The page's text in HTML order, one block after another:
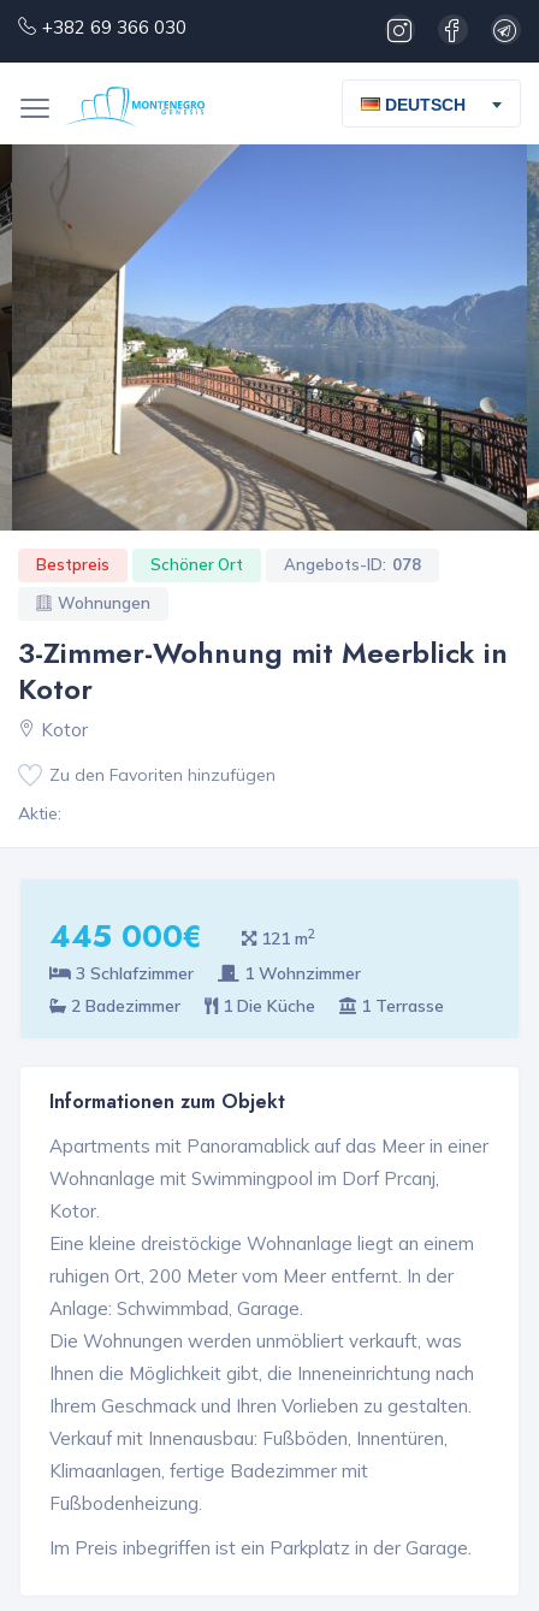
+382 69 366 030
DEUTSCH
Bestpreis Schöner Ort Angebots-ID: 078
Wohnungen
3-Zimmer-Wohnung mit Meerblick in
Kotor
Kotor
Zu den Favoriten hinzufügen
Aktie:
445 000€ 121 m2
3 Schlafzimmer
1 Wohnzimmer
2 Badezimmer
1 Die Küche 1 Terrasse
Informationen zum Objekt
Apartments mit Panoramablick auf das Meer in einer
Wohnanlage mit Swimmingpool im Dorf Prcanj,
Kotor.
Eine kleine dreistöckige Wohnanlage liegt an einem
ruhigen Ort, 200 Meter vom Meer entfernt. In der
Anlage: Schwimmbad, Garage.
Die Wohnungen werden unmöbliert verkauft, was
Ihnen die Möglichkeit gibt, die Inneneinrichtung nach
Ihrem Geschmack und Ihren Vorlieben zu gestalten.
Verkauf mit Innenausbau: Fußböden, Innentüren,
Klimaanlagen, fertige Badezimmer mit
Fußbodenheizung.
Im Preis inbegriffen ist ein Parkplatz in der Garage.